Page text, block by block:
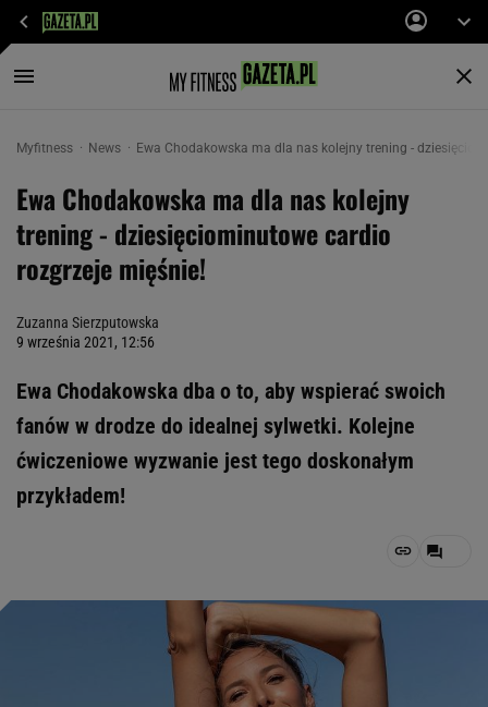
Myfitness News Ewa Chodakowska ma dla nas kolejny trening -
Ewa Chodakowska ma dla nas kolejny
trening - dziesięciominutowe cardio
rozgrzeje mięśnie!
Zuzanna Sierzputowska
9 września 2021, 12:56
Ewa Chodakowska dba o to, aby wspierać swoich
fanów w drodze do idealnej sylwetki. Kolejne
ćwiczeniowe wyzwanie jest tego doskonałym
przykładem!